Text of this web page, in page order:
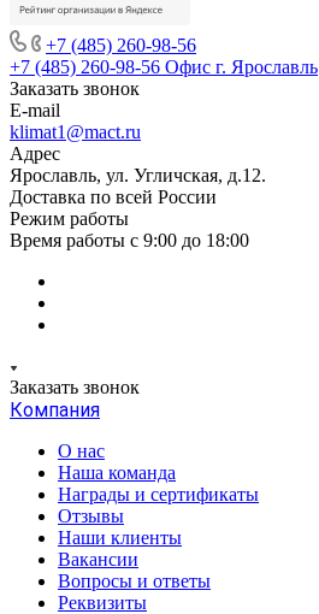
+7 (485) 260-98-56
+7 (485) 260-98-56 Офис г. Ярославль
Заказать звонок
E-mail
klimat1@mact.ru
Адрес
Ярославль, ул. Угличская, д.12.
Доставка по всей России
Режим работы
Время работы с 9:00 до 18:00
Заказать звонок
Компания
О нас
Наша команда
Награды и сертификаты
Отзывы
Наши клиенты
Вакансии
Вопросы и ответы
Реквизиты